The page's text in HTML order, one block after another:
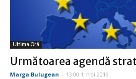
Ultima Oră
Următoarea agendă
Marga Bulugean - 13:00 1 mai 2019